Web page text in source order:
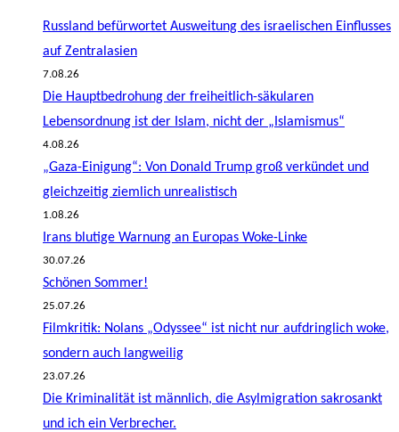
Russland befürwortet Ausweitung des israelischen Einflusses
auf Zentralasien
7.08.26
Die Hauptbedrohung der freiheitlich-säkularen
Lebensordnung ist der Islam, nicht der „Islamismus“
4.08.26
„Gaza-Einigung“: Von Donald Trump groß verkündet und
gleichzeitig ziemlich unrealistisch
1.08.26
Irans blutige Warnung an Europas Woke-Linke
30.07.26
Schönen Sommer!
25.07.26
Filmkritik: Nolans „Odyssee“ ist nicht nur aufdringlich woke,
sondern auch langweilig
23.07.26
Die Kriminalität ist männlich, die Asylmigration sakrosankt
und ich ein Verbrecher.